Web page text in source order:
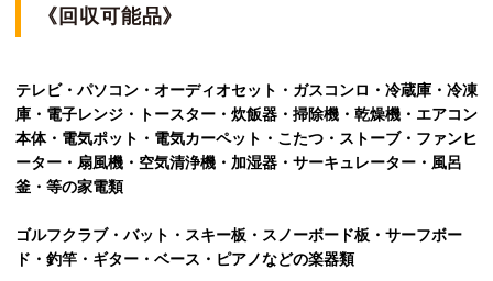
《回収可能品》
テレビ・パソコン・オーディオセット・ガスコンロ・冷蔵庫・冷凍
庫・電子レンジ・トースター・炊飯器・掃除機・乾燥機・エアコン
本体・電気ポット・電気カーペット・こたつ・ストーブ・ファンヒ
ーター・扇風機・空気清浄機・加湿器・サーキュレーター・風呂
釜・等の家電類
ゴルフクラブ・バット・スキー板・スノーボード板・サーフボー
ド・釣竿・ギター・ベース・ピアノなどの楽器類